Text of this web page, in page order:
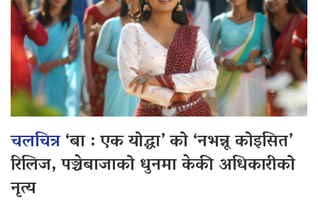
चलचित्र‘बा : एक योद्धा’ को ‘नभन्नू कोइसित’
रिलिज, पञ्चेबाजाको धुनमा केकी अधिकारीको
नृत्य